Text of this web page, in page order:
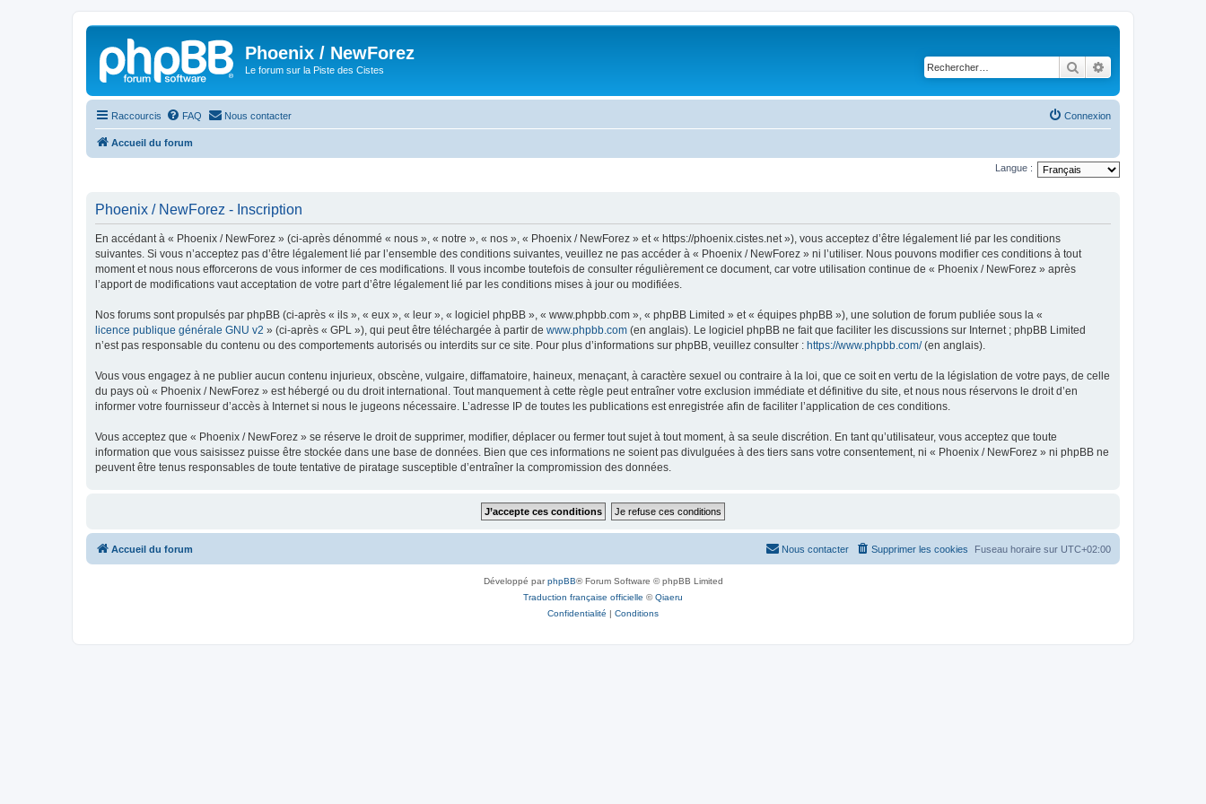
Phoenix / NewForez
Le forum sur la Piste des Cistes Rechercher
Raccourcis FAQ Nous contacter Connexion
Accueil du forum
Langue :
Phoenix / NewForez - Inscription
En accédant à « Phoenix / NewForez » (ci-après dénommé « nous », « notre », « nos », « Phoenix / NewForez » et « https://phoenix.cistes.net »), vous acceptez d’être légalement lié par les conditions
suivantes. Si vous n’acceptez pas d’être légalement lié par l’ensemble des conditions suivantes, veuillez ne pas accéder à « Phoenix / NewForez » ni l’utiliser. Nous pouvons modifier ces conditions à tout
moment et nous nous efforcerons de vous informer de ces modifications. Il vous incombe toutefois de consulter régulièrement ce document, car votre utilisation continue de « Phoenix / NewForez » après
l’apport de modifications vaut acceptation de votre part d’être légalement lié par les conditions mises à jour ou modifiées.
Nos forums sont propulsés par phpBB (ci-après « ils », « eux », « leur », « logiciel phpBB », « www.phpbb.com », « phpBB Limited » et « équipes phpBB »), une solution de forum publiée sous la «
licence publique générale GNU v2 » (ci-après « GPL »), qui peut être téléchargée à partir de www.phpbb.com (en anglais). Le logiciel phpBB ne fait que faciliter les discussions sur Internet ; phpBB Limited
n’est pas responsable du contenu ou des comportements autorisés ou interdits sur ce site. Pour plus d’informations sur phpBB, veuillez consulter : https://www.phpbb.com/(en anglais).
Vous vous engagez à ne publier aucun contenu injurieux, obscène, vulgaire, diffamatoire, haineux, menaçant, à caractère sexuel ou contraire à la loi, que ce soit en vertu de la législation de votre pays, de celle
du pays où « Phoenix / NewForez » est hébergé ou du droit international. Tout manquement à cette règle peut entraîner votre exclusion immédiate et définitive du site, et nous nous réservons le droit d’en
informer votre fournisseur d’accès à Internet si nous le jugeons nécessaire. L’adresse IP de toutes les publications est enregistrée afin de faciliter l’application de ces conditions.
Vous acceptez que « Phoenix / NewForez » se réserve le droit de supprimer, modifier, déplacer ou fermer tout sujet à tout moment, à sa seule discrétion. En tant qu’utilisateur, vous acceptez que toute
information que vous saisissez puisse être stockée dans une base de données. Bien que ces informations ne soient pas divulguées à des tiers sans votre consentement, ni « Phoenix / NewForez » ni phpBB ne
peuvent être tenus responsables de toute tentative de piratage susceptible d’entraîner la compromission des données.
Accueil du forum Fuseau horaire sur UTC+02:00
Supprimer les cookies
Nous contacter
Développé parphpBB® Forum Software © phpBB Limited
Traduction française officielle ©Qiaeru
Confidentialité | Conditions